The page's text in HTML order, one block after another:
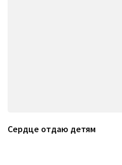
Сердце отдаю детям